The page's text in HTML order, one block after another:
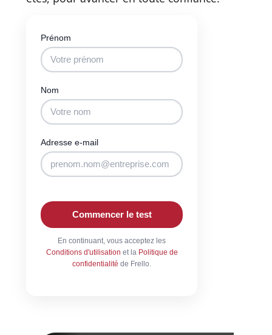
Prénom
Nom
Adresse e-mail
Commencer le test
En continuant, vous acceptez les
Conditions d'utilisation et la Politique de
confidentialité de Frello.